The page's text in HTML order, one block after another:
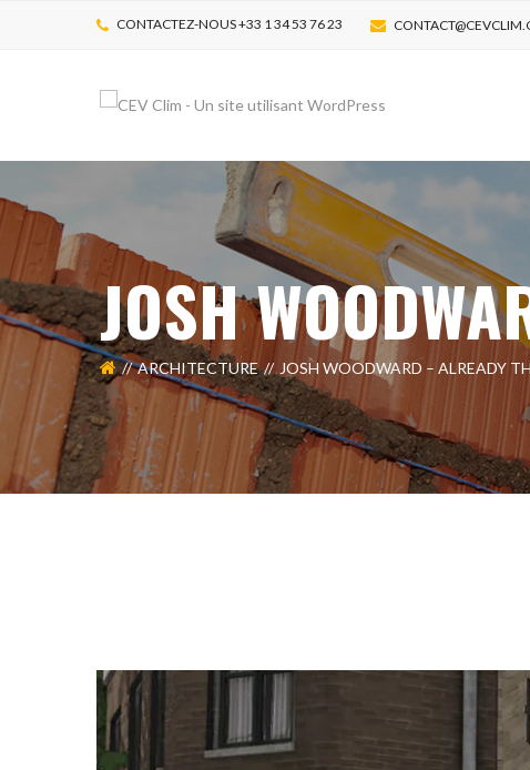
CONTACTEZ-NOUS +33 1 34 53 76 23
JOSH
ARCHITECTURE JOSH WOODWARD – ALREADY